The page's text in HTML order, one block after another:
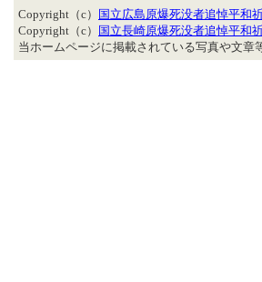
Copyright（c）
国立広島原爆死没者追悼平和
Copyright（c）
国立長崎原爆死没者追悼平和
当ホームページに掲載されている写真や文